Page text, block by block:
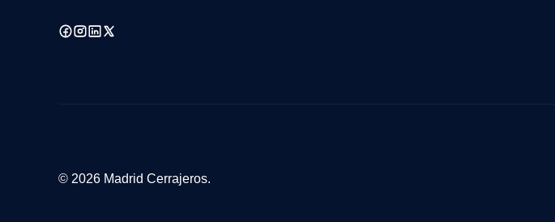
© 2026 Madrid Cerrajeros.